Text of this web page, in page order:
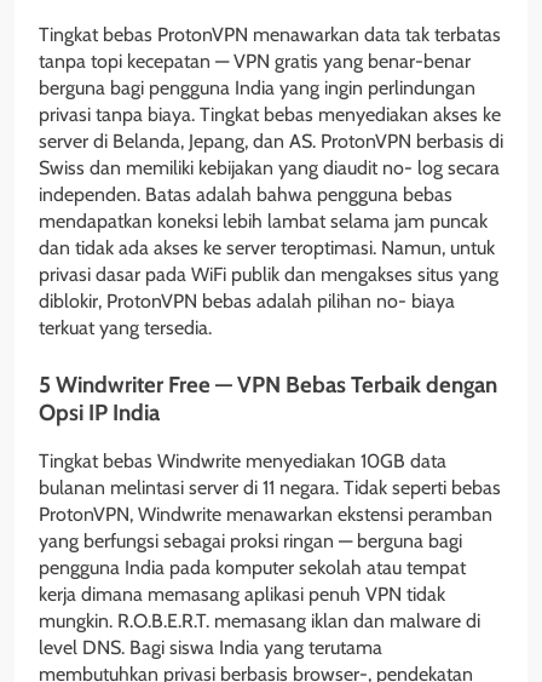
Tingkat bebas ProtonVPN menawarkan data tak terbatas
tanpa topi kecepatan — VPN gratis yang benar-benar
berguna bagi pengguna India yang ingin perlindungan
privasi tanpa biaya. Tingkat bebas menyediakan akses ke
server di Belanda, Jepang, dan AS. ProtonVPN berbasis di
Swiss dan memiliki kebijakan yang diaudit no- log secara
independen. Batas adalah bahwa pengguna bebas
mendapatkan koneksi lebih lambat selama jam puncak
dan tidak ada akses ke server teroptimasi. Namun, untuk
privasi dasar pada WiFi publik dan mengakses situs yang
diblokir, ProtonVPN bebas adalah pilihan no- biaya
terkuat yang tersedia.
5 Windwriter Free — VPN Bebas Terbaik dengan
Opsi IP India
Tingkat bebas Windwrite menyediakan 10GB data
bulanan melintasi server di 11 negara. Tidak seperti bebas
ProtonVPN, Windwrite menawarkan ekstensi peramban
yang berfungsi sebagai proksi ringan — berguna bagi
pengguna India pada komputer sekolah atau tempat
kerja dimana memasang aplikasi penuh VPN tidak
mungkin. R.O.B.E.R.T. memasang iklan dan malware di
level DNS. Bagi siswa India yang terutama
membutuhkan privasi berbasis browser-, pendekatan